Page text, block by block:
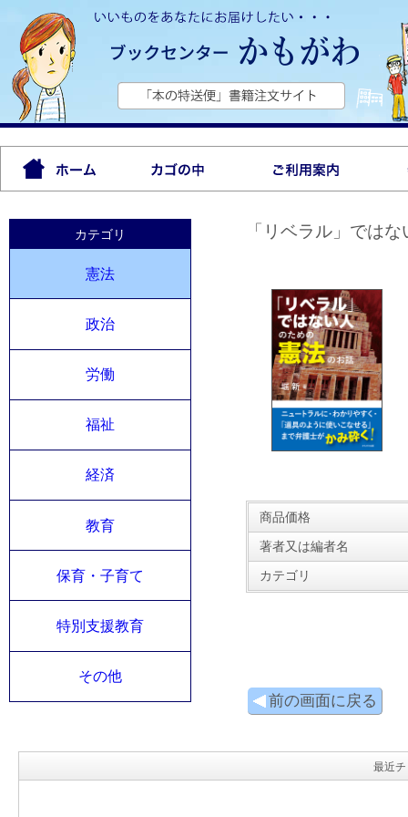
カテゴリ
憲法
政治
労働
福祉
経済
教育
保育・子育て
特別支援教育
その他
「リベラル」では
商品価格
著者又は編者名
カテゴリ
前の画面に戻る
最近